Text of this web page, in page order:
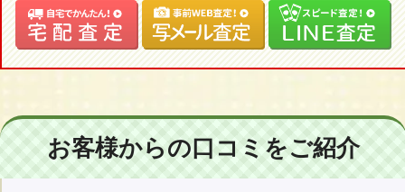
お客様からの口コミをご紹介